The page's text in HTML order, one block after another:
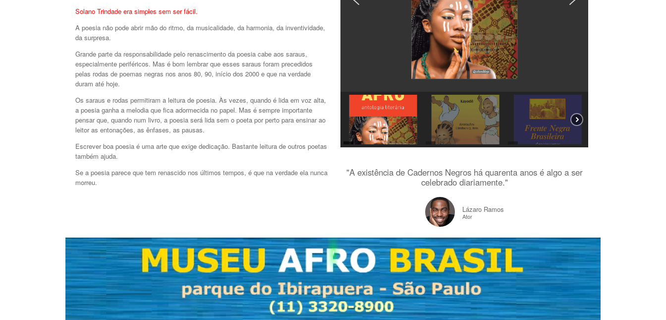
Solano Trindade era simples sem ser fácil.
A poesia não pode abrir mão do ritmo, da musicalidade, da harmonia, da inventividade,
da surpresa.
Grande parte da responsabilidade pelo renascimento da poesia cabe aos saraus,
especialmente periféricos. Mas é bom lembrar que esses saraus foram precedidos
pelas rodas de poemas negras nos anos 80, 90, início dos 2000 e que na verdade
duram até hoje.
Os saraus e rodas permitiram a leitura de poesia. Às vezes, quando é lida em voz alta,
a poesia ganha a melodia que fica adormecida no papel. Mas é sempre importante
pensar que, quando num livro, a poesia será lida sem o poeta por perto para ensinar ao
leitor as entonações, as ênfases, as pausas.
Escrever boa poesia é uma arte que exige dedicação. Bastante leitura de outros poetas
também ajuda.
Se a poesia parece que tem renascido nos últimos tempos, é que na verdade ela nunca
morreu.
"A existência de Cadernos Negros há quarenta anos é algo a ser
celebrado diariamente."
Lázaro Ramos
Ator